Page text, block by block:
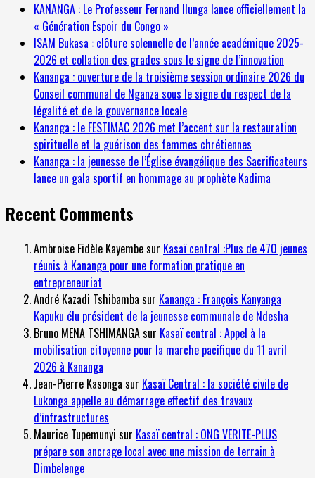
KANANGA : Le Professeur Fernand Ilunga lance officiellement la
« Génération Espoir du Congo »
ISAM Bukasa : clôture solennelle de l’année académique 2025-
2026 et collation des grades sous le signe de l’innovation
Kananga : ouverture de la troisième session ordinaire 2026 du
Conseil communal de Nganza sous le signe du respect de la
légalité et de la gouvernance locale
Kananga : le FESTIMAC 2026 met l’accent sur la restauration
spirituelle et la guérison des femmes chrétiennes
Kananga : la jeunesse de l’Église évangélique des Sacrificateurs
lance un gala sportif en hommage au prophète Kadima
Recent Comments
Ambroise Fidèle Kayembesur Kasaï central :Plus de 470 jeunes
réunis à Kananga pour une formation pratique en
entrepreneuriat
André Kazadi Tshibamba sur Kananga : François Kanyanga
Kapuku élu président de la jeunesse communale de Ndesha
Bruno MENA TSHIMANGAsur Kasaï central : Appel à la
mobilisation citoyenne pour la marche pacifique du 11 avril
2026 à Kananga
Jean-Pierre Kasonga sur Kasaï Central : la société civile de
Lukonga appelle au démarrage effectif des travaux
d’infrastructures
Maurice Tupemunyi sur Kasaï central : ONG VERITE-PLUS
prépare son ancrage local avec une mission de terrain à
Dimbelenge